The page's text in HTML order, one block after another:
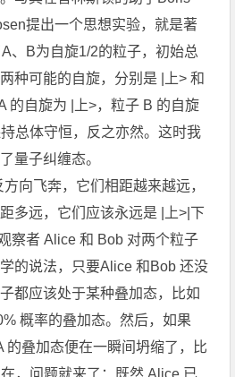
提出一个思想实验，就是著
、B为自旋1/2的粒子，初始总
种可能的自旋，分别是 |上> 和
的自旋为 |上>，粒子 B 的自旋
总体守恒，反之亦然。这时我
量子纠缠态。
向飞奔，它们相距越来越远，
多远，它们应该永远是 |上>|下
察者 Alice 和 Bob 对两个粒子
的说法，只要Alice 和Bob 还没
都应该处于某种叠加态，比如
概率的叠加态。然后，如果
的叠加态便在一瞬间坍缩了，比
，问题就来了：既然 Alice 已